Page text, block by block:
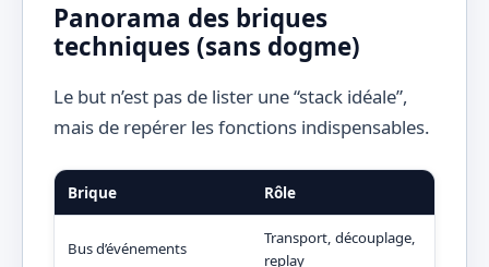
Panorama des briques
techniques (sans dogme)
Le but n’est pas de lister une “stack idéale”,
mais de repérer les fonctions indispensables.
Brique Rôle
Bus d’événements
Transport, découplage,
replay